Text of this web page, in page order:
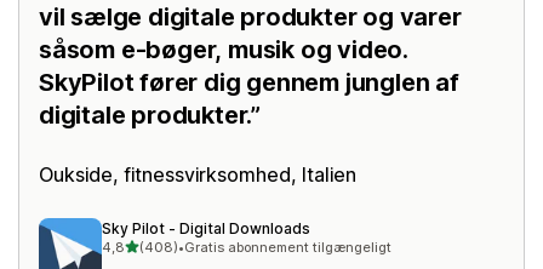
vil sælge digitale produkter og varer
såsom e-bøger, musik og video.
SkyPilot fører dig gennem junglen af
digitale produkter.
Oukside, fitnessvirksomhed, Italien
Sky Pilot ‑ Digital Downloads
4,8ud af 5 stjerner
(408)
408 anmeldelser i alt
•Gratis abonnement tilgængeligt